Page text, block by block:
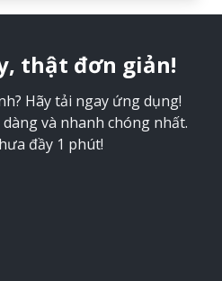
thật đơn giản!
Hãy tải ngay ứng dụng!
và nhanh chóng nhất.
đầy 1 phút!